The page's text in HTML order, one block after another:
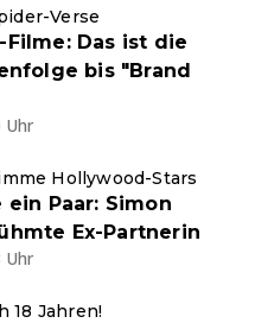
Verse
Filme: Das ist die
bis "Brand
Uhr
Hollywood-Stars
ein Paar: Simon
Ex-Partnerin
Uhr
18 Jahren!